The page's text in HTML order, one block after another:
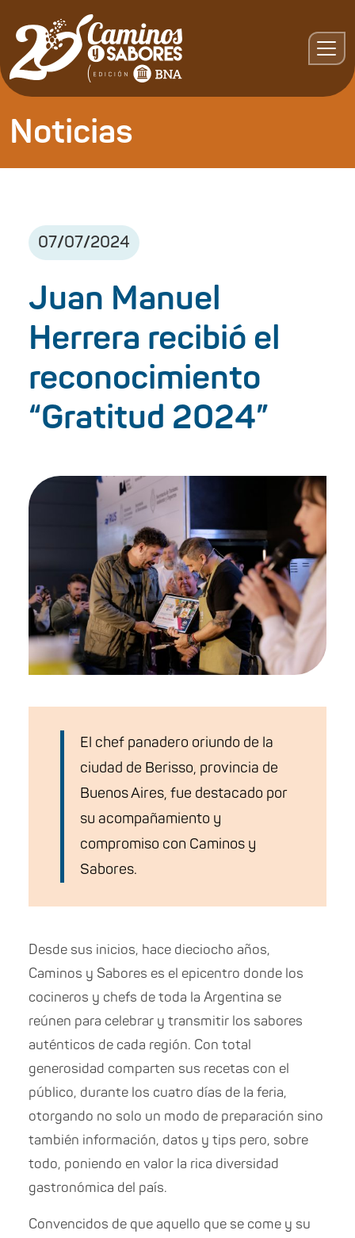
Noticias
07/07/2024
Juan Manuel
Herrera recibió el
reconocimiento
“Gratitud 2024”
El chef panadero oriundo de la
ciudad de Berisso, provincia de
Buenos Aires, fue destacado por
su acompañamiento y
compromiso con Caminos y
Sabores.
Desde sus inicios, hace dieciocho años,
Caminos y Sabores es el epicentro donde los
cocineros y chefs de toda la Argentina se
reúnen para celebrar y transmitir los sabores
auténticos de cada región. Con total
generosidad comparten sus recetas con el
público, durante los cuatro días de la feria,
otorgando no solo un modo de preparación sino
también información, datos y tips pero, sobre
todo, poniendo en valor la rica diversidad
gastronómica del país.
Convencidos de que aquello que se come y su